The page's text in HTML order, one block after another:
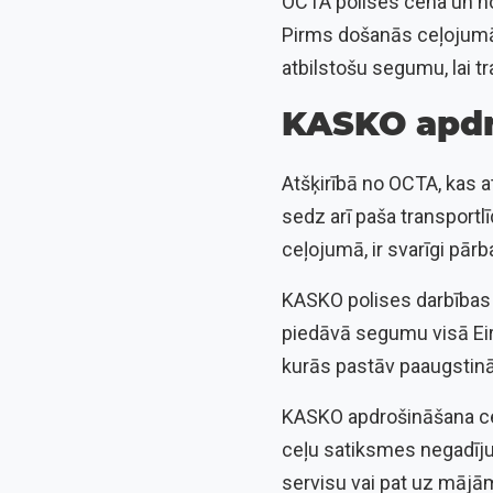
Pirms došanās
atbilstošu segumu, lai
KASKO
Atšķirībā no OCTA, kas
sedz arī paša
ceļojumā, ir svarīgi
KASKO polises
piedāvā segumu visā
kurās pastāv
KASKO apdrošināšana
ceļu satiksmes
servisu vai pat uz